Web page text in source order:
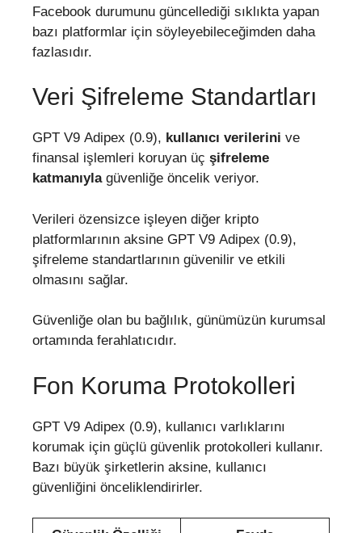
Facebook durumunu güncellediği sıklıkta yapan
bazı platformlar için söyleyebileceğimden daha
fazlasıdır.
Veri Şifreleme Standartları
GPT V9 Adipex (0.9), kullanıcı verilerini ve
finansal işlemleri koruyan üç şifreleme
katmanıylagüvenliğe öncelik veriyor.
Verileri özensizce işleyen diğer kripto
platformlarının aksine GPT V9 Adipex (0.9),
şifreleme standartlarının güvenilir ve etkili
olmasını sağlar.
Güvenliğe olan bu bağlılık, günümüzün kurumsal
ortamında ferahlatıcıdır.
Fon Koruma Protokolleri
GPT V9 Adipex (0.9), kullanıcı varlıklarını
korumak için güçlü güvenlik protokolleri kullanır.
Bazı büyük şirketlerin aksine, kullanıcı
güvenliğini önceliklendirirler.